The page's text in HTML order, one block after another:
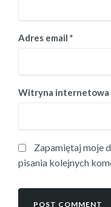
Adres email *
Witryna internetowa
Zapamiętaj moje
pisania kolejnych